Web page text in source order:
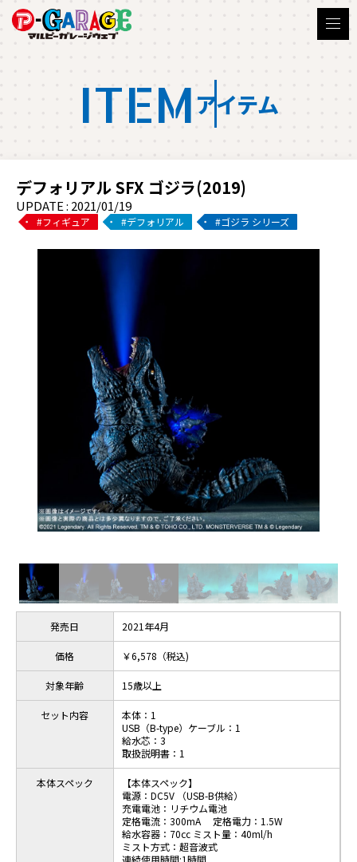
ITEM アイテム
デフォリアル SFX ゴジラ(2019)
UPDATE : 2021/01/19
フィギュア デフォリアル ゴジラ シリーズ
発売日 2021年4月
価格 ￥6,578（税込)
対象年齢 15歳以上
セット内容
本体：1
USB（B-type）ケーブル：1
給水芯：3
取扱説明書：1
本体スペック
【本体スペック】
電源：DC5V （USB-B供給）
充電電池：リチウム電池
定格電流：300mA 定格電力：1.5W
給水容器：70㏄ ミスト量：40ml/h
ミスト方式：超音波式
連続使用時間:1時間